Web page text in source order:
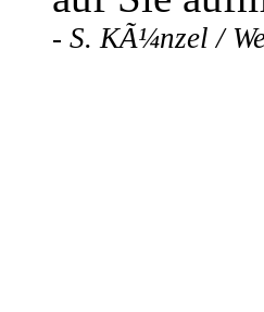
- S. KÃ¼nzel /